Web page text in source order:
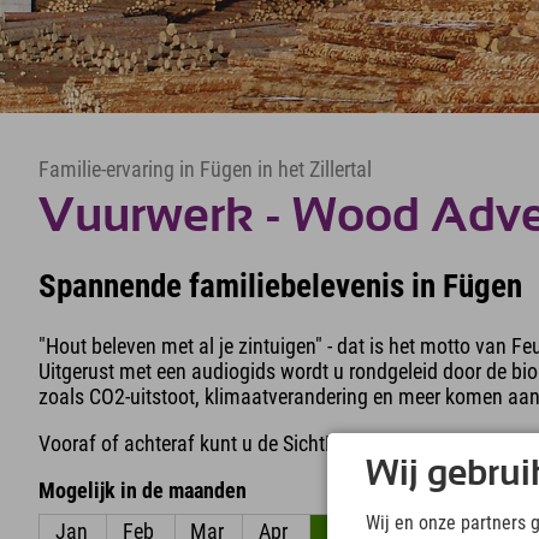
Familie-ervaring in Fügen in het Zillertal
Vuurwerk - Wood
Spannende familiebelevenis in Fügen
"Hout beleven met al je zintuigen" - dat is het motto van
Uitgerust met een audiogids wordt u rondgeleid door de
zoals CO2-uitstoot, klimaatverandering en meer komen
Vooraf of achteraf kunt u de SichtBAR bezoeken en
Mogelijk in de maanden
Jan
Feb Mar Apr Jun
Wij
Wij en onze partners